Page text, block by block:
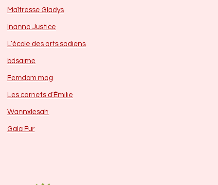
Maîtresse Gladys
Inanna Justice
L’école des arts sadiens
bdsaime
Femdom mag
Les carnets d’Émilie
Wannxlesah
Gala Fur